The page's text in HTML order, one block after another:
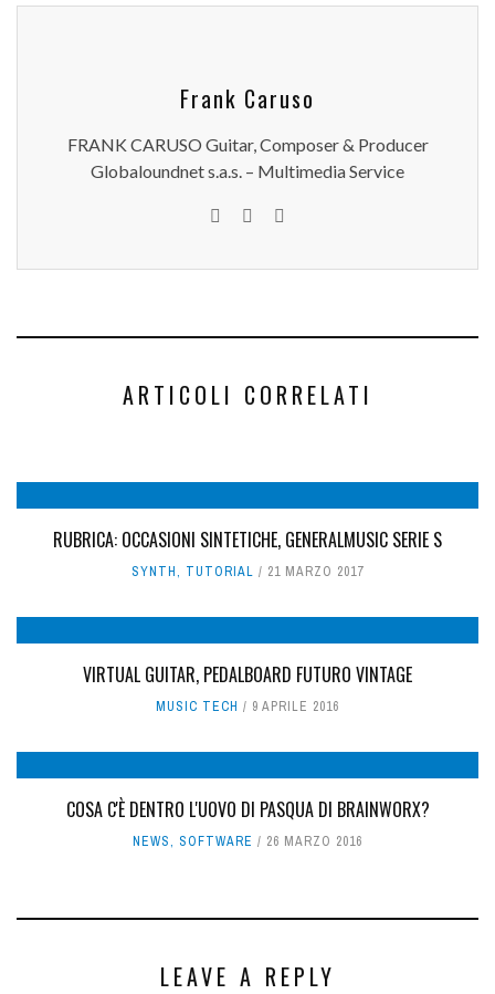
Frank Caruso
FRANK CARUSO Guitar, Composer & Producer
Globaloundnet s.a.s. – Multimedia Service
ARTICOLI CORRELATI
RUBRICA: OCCASIONI SINTETICHE, GENERALMUSIC SERIE S
SYNTH, TUTORIAL 21 MARZO 2017
VIRTUAL GUITAR, PEDALBOARD FUTURO VINTAGE
MUSIC TECH 9 APRILE 2016
COSA C'È DENTRO L'UOVO DI PASQUA DI BRAINWORX?
NEWS, SOFTWARE 26 MARZO 2016
LEAVE A REPLY